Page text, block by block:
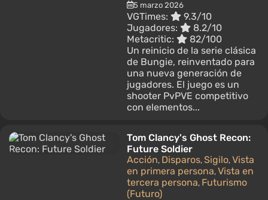
5 marzo 2026
VGTimes:
9.3/10
Jugadores:
8.2/10
Metacritic:
82/100
Un reinicio de la serie clásica
de Bungie, reinventado para
una nueva generación de
jugadores. El juego es un
shooter PvPVE competitivo
con elementos...
Tom Clancy's Ghost Recon:
Future Soldier
Acción, Disparos, Sigilo, Vista
en primera persona, Vista en
tercera persona, Futurismo
(Futuro)